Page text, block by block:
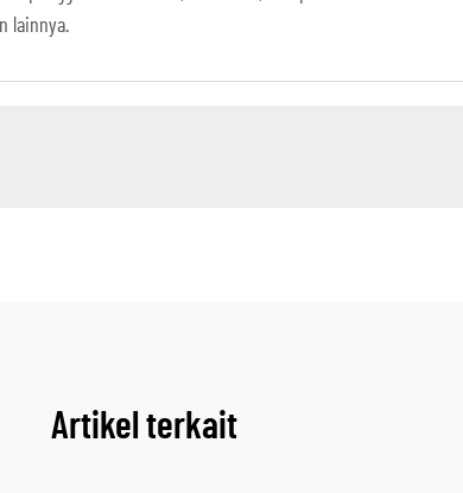
lainnya.
Artikel terkait